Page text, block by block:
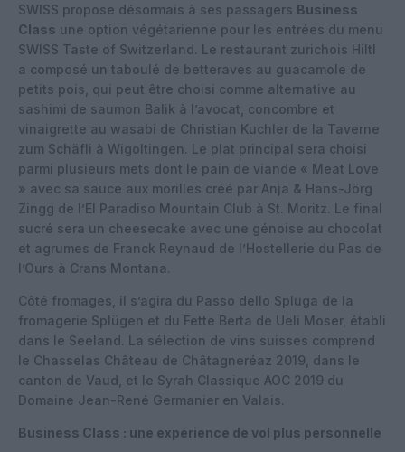
SWISS propose désormais à ses passagers Business
Class une option végétarienne pour les entrées du menu
SWISS Taste of Switzerland. Le restaurant zurichois Hiltl
a composé un taboulé de betteraves au guacamole de
petits pois, qui peut être choisi comme alternative au
sashimi de saumon Balik à l’avocat, concombre et
vinaigrette au wasabi de Christian Kuchler de la Taverne
zum Schäfli à Wigoltingen. Le plat principal sera choisi
parmi plusieurs mets dont le pain de viande « Meat Love
» avec sa sauce aux morilles créé par Anja & Hans-Jörg
Zingg de l’El Paradiso Mountain Club à St. Moritz. Le final
sucré sera un cheesecake avec une génoise au chocolat
et agrumes de Franck Reynaud de l’Hostellerie du Pas de
l’Ours à Crans Montana.
Côté fromages, il s’agira du Passo dello Spluga de la
fromagerie Splügen et du Fette Berta de Ueli Moser, établi
dans le Seeland. La sélection de vins suisses comprend
le Chasselas Château de Châtagneréaz 2019, dans le
canton de Vaud, et le Syrah Classique AOC 2019 du
Domaine Jean-René Germanier en Valais.
Business Class : une expérience de vol plus personnelle